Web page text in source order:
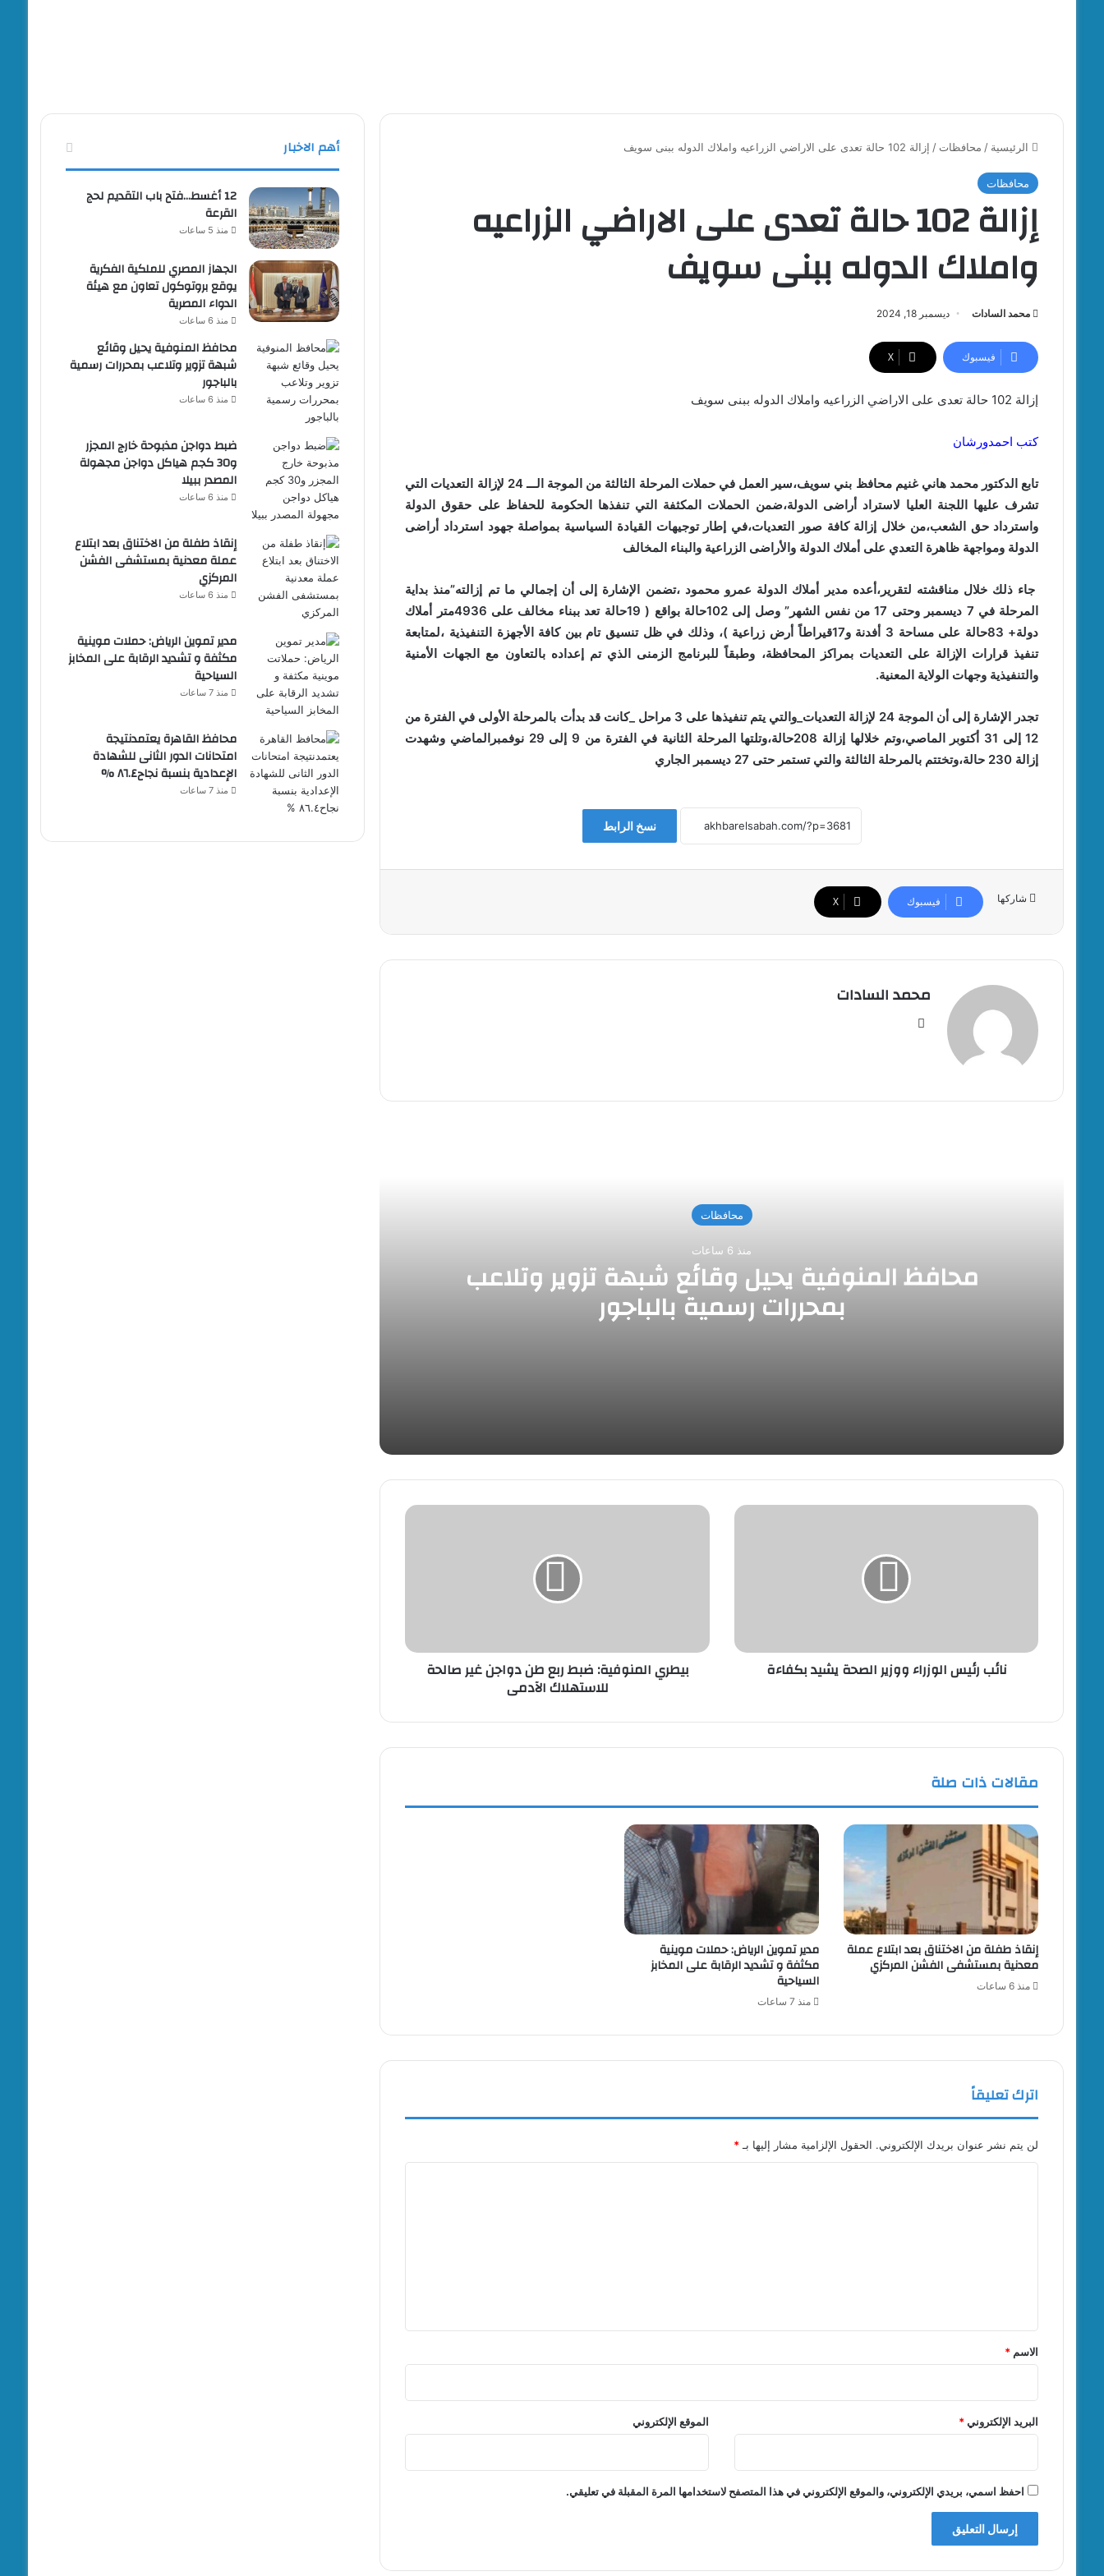
الرئيسية / محافظات / إزالة 102 حالة تعدى على الاراضي الزراعيه واملاك الدوله ببنى سويف
محافظات
إزالة 102 حالة تعدى على الاراضي الزراعيه
واملاك الدوله ببنى سويف
محمد السادات ديسمبر 18, 2024
فيسبوك ‫X
إزالة 102 حالة تعدى على الاراضي الزراعيه واملاك الدوله ببنى سويف
كتب احمدورشان
تابع الدكتور محمد هاني غنيم محافظ بني سويف،سير العمل في حملات المرحلة الثالثة من الموجة الـــ 24 لإزالة التعديات التي
تشرف عليها اللجنة العليا لاستراد أراضى الدولة،ضمن الحملات المكثفة التي تنفذها الحكومة للحفاظ على حقوق الدولة
واسترداد حق الشعب،من خلال إزالة كافة صور التعديات،في إطار توجيهات القيادة السياسية بمواصلة جهود استرداد أراضى
الدولة ومواجهة ظاهرة التعدي على أملاك الدولة والأراضى الزراعية والبناء المخالف
جاء ذلك خلال مناقشته لتقرير،أعده مدير أملاك الدولة عمرو محمود ،تضمن الإشارة إلى أن إجمالي ما تم إزالته”منذ بداية
المرحلة في 7 ديسمبر وحتى 17 من نفس الشهر” وصل إلى 102حالة بواقع ( 19حالة تعد ببناء مخالف على 4936متر أملاك
دولة+ 83حالة على مساحة 3 أفدنة و17قيراطاً أرض زراعية )، وذلك في ظل تنسيق تام بين كافة الأجهزة التنفيذية ،لمتابعة
تنفيذ قرارات الإزالة على التعديات بمراكز المحافظة، وطبقاً للبرنامج الزمنى الذي تم إعداده بالتعاون مع الجهات الأمنية
والتنفيذية وجهات الولاية المعنية.
تجدر الإشارة إلى أن الموجة 24 لإزالة التعديات_والتي يتم تنفيذها على 3 مراحل _كانت قد بدأت بالمرحلة الأولى في الفترة من
12 إلى 31 أكتوبر الماصي،وتم خلالها إزالة 208حالة،وتلتها المرحلة الثانية في الفترة من 9 إلى 29 نوفمبرالماضي وشهدت
إزالة 230 حالة،وتختتم بالمرحلة الثالثة والتي تستمر حتى 27 ديسمبر الجاري
نسخ الرابط
شاركها فيسبوك ‫X
محمد السادات
محافظات
منذ 6 ساعات
محافظ المنوفية يحيل وقائع شبهة تزوير وتلاعب
بمحررات رسمية بالباجور
ضبط دواجن مذبوحة خارج المجزر و30 كجم هياكل دواجن مجهولة المصدر ببيلا
نائب
نائب رئيس الوزراء ووزير الصحة يشيد بكفاءة
بيطري
للاستهلاك
الآدمىبيطري المنوفية: ضبط ربع طن دواجن غير صالحة
للاستهلاك الآدمى
مقالات ذات صلة
إنقاذ طفلة من الاختناق بعد ابتلاع عملة
معدنية بمستشفى الفشن المركزي
منذ 6 ساعات
مدير تموين الرياض: حملات موينية
مكثفة و تشديد الرقابة على المخابز
السياحية
منذ 7 ساعات
اترك تعليقاً
لن يتم نشر عنوان بريدك الإلكتروني. الحقول الإلزامية مشار إليها بـ *
*
الاسم *
البريد الإلكتروني* الموقع الإلكتروني
احفظ اسمي، بريدي الإلكتروني، والموقع الإلكتروني في هذا المتصفح لاستخدامها المرة المقبلة في تعليقي.
أهم الاخبار
12 أغسط…فتح باب التقديم لحج
القرعة
منذ 5 ساعات
الجهاز المصري للملكية الفكرية
يوقع بروتوكول تعاون مع هيئة
الدواء المصرية
منذ 6 ساعات
محافظ المنوفية يحيل وقائع
شبهة تزوير وتلاعب بمحررات رسمية
بالباجور
منذ 6 ساعات
ضبط دواجن مذبوحة خارج المجزر
و30 كجم هياكل دواجن مجهولة
المصدر ببيلا
منذ 6 ساعات
إنقاذ طفلة من الاختناق بعد ابتلاع
عملة معدنية بمستشفى الفشن
المركزي
منذ 6 ساعات
مدير تموين الرياض: حملات موينية
مكثفة و تشديد الرقابة على المخابز
السياحية
منذ 7 ساعات
محافظ القاهرة يعتمدنتيجة
امتحانات الدور الثانى للشهادة
الإعدادية بنسبة نجاح٨٦.٤ %
منذ 7 ساعات